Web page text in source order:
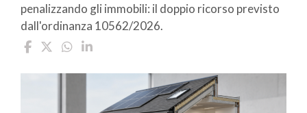
penalizzando gli immobili: il doppio ricorso previsto
dall'ordinanza 10562/2026.